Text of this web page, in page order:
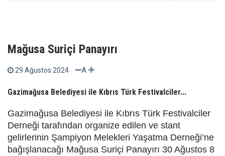
Mağusa Suriçi Panayırı
29 Ağustos 2024 A
Gazimağusa Belediyesi ile Kıbrıs Türk Festivalciler...
Gazimağusa Belediyesi ile Kıbrıs Türk Festivalciler
Derneği tarafından organize edilen ve stant
gelirlerinin Şampiyon Melekleri Yaşatma Derneği’ne
bağışlanacağı Mağusa Suriçi Panayırı 30 Ağustos 8